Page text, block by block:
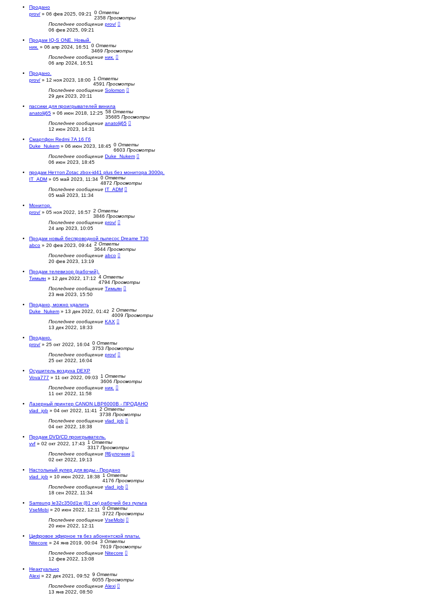
Продано
prov/ » 06 фев 2025, 09:21 0 Ответы
2358 Просмотры
Последнее сообщение prov/
06 фев 2025, 09:21
Продам IQ-S ONE. Новый.
ник. » 06 апр 2024, 16:51 0 Ответы
3469 Просмотры
Последнее сообщение ник.
06 апр 2024, 16:51
Продано.
prov/ » 12 ноя 2023, 18:00 1 Ответы
4591 Просмотры
Последнее сообщение Solomon
29 дек 2023, 20:11
пассики для проигрывателей винила
anatolij65 » 06 июн 2018, 12:25 58 Ответы
35685 Просмотры
Последнее сообщение anatolij65
12 июн 2023, 14:31
Смартфон Redmi 7A 16 Гб
Duke_Nukem » 06 июн 2023, 18:45 0 Ответы
6603 Просмотры
Последнее сообщение Duke_Nukem
06 июн 2023, 18:45
продам Неттоп Zotac zbox-id41 plus без монитора 3000р.
IT_ADM » 05 май 2023, 11:34 0 Ответы
4872 Просмотры
Последнее сообщение IT_ADM
05 май 2023, 11:34
Монитор.
prov/ » 05 ноя 2022, 16:57 2 Ответы
3846 Просмотры
Последнее сообщение prov/
24 апр 2023, 10:05
Продам новый беспроводной пылесос Dreame T30
abco » 20 фев 2023, 09:44 2 Ответы
3644 Просмотры
Последнее сообщение abco
20 фев 2023, 13:19
Продам телевизор (рабочий).
Тимьян » 12 дек 2022, 17:12 4 Ответы
4794 Просмотры
Последнее сообщение Тимьян
23 янв 2023, 15:50
Продано, можно удалить
Duke_Nukem » 13 дек 2022, 01:42 2 Ответы
4009 Просмотры
Последнее сообщение KAX
13 дек 2022, 18:33
Продано.
prov/ » 25 окт 2022, 16:04 0 Ответы
3753 Просмотры
Последнее сообщение prov/
25 окт 2022, 16:04
Осушитель воздуха DEXP
Vova777 » 11 окт 2022, 09:03 1 Ответы
3606 Просмотры
Последнее сообщение ник.
11 окт 2022, 11:58
Лазерный принтер CANON LBP6000B - ПРОДАНО
vlad_job » 04 окт 2022, 11:41 2 Ответы
3738 Просмотры
Последнее сообщение vlad_job
04 окт 2022, 18:38
Продам DVD/CD проигрыватель.
vvf » 02 окт 2022, 17:43 1 Ответы
3317 Просмотры
Последнее сообщение ЯБулочник
02 окт 2022, 19:13
Настольный кулер для воды - Продано
vlad_job » 10 июн 2022, 18:38 1 Ответы
4176 Просмотры
Последнее сообщение vlad_job
18 сен 2022, 11:34
Samsung le32c350d1w (81 см) рабочий без пульта
VseMobi » 20 июн 2022, 12:11 0 Ответы
3722 Просмотры
Последнее сообщение VseMobi
20 июн 2022, 12:11
Цифровое эфирное тв без абонентской платы.
Nitecore » 24 янв 2019, 00:04 3 Ответы
7619 Просмотры
Последнее сообщение Nitecore
12 фев 2022, 13:08
Неактуально
Alexi » 22 дек 2021, 09:52 9 Ответы
6055 Просмотры
Последнее сообщение Alexi
13 янв 2022, 08:50